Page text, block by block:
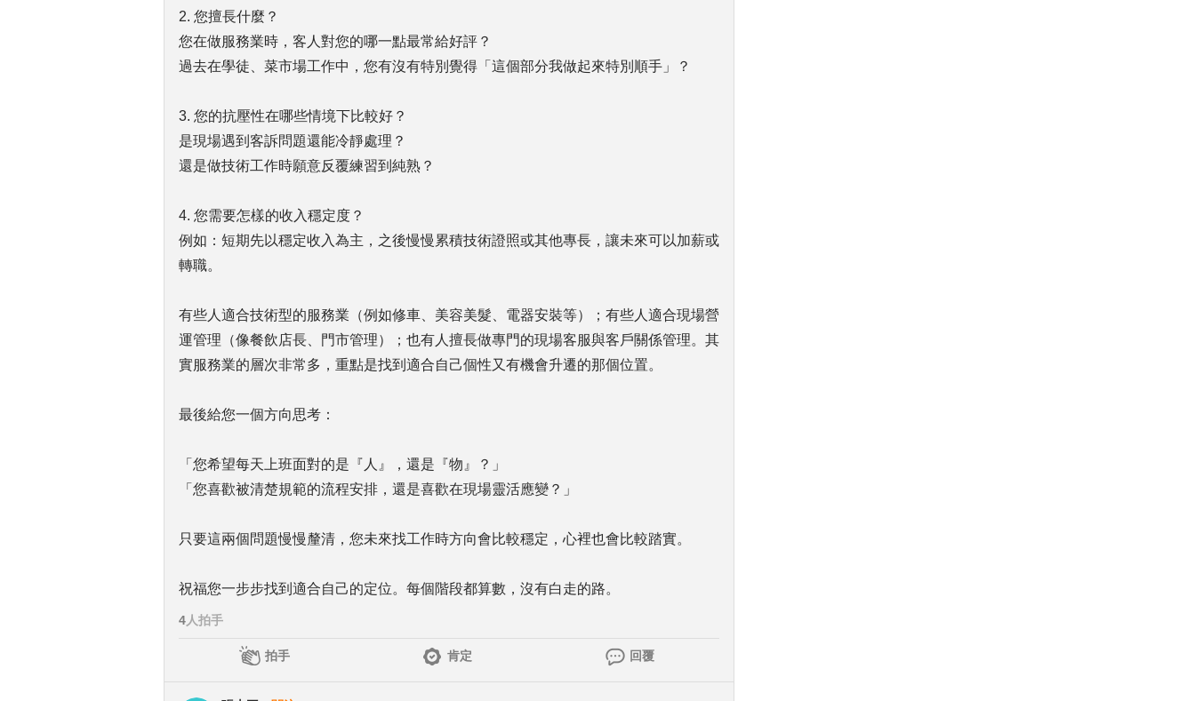
2. 您擅長什麼？
您在做服務業時，客人對您的哪一點最常給好評？
過去在學徒、菜市場工作中，您有沒有特別覺得「這個部分我做起來特別順手」？
3. 您的抗壓性在哪些情境下比較好？
是現場遇到客訴問題還能冷靜處理？
還是做技術工作時願意反覆練習到純熟？
4. 您需要怎樣的收入穩定度？
例如：短期先以穩定收入為主，之後慢慢累積技術證照或其他專長，讓未來可以加薪或
轉職。
有些人適合技術型的服務業（例如修車、美容美髮、電器安裝等）；有些人適合現場營
運管理（像餐飲店長、門市管理）；也有人擅長做專門的現場客服與客戶關係管理。其
實服務業的層次非常多，重點是找到適合自己個性又有機會升遷的那個位置。
最後給您一個方向思考：
「您希望每天上班面對的是『人』，還是『物』？」
「您喜歡被清楚規範的流程安排，還是喜歡在現場靈活應變？」
只要這兩個問題慢慢釐清，您未來找工作時方向會比較穩定，心裡也會比較踏實。
祝福您一步步找到適合自己的定位。每個階段都算數，沒有白走的路。
4人拍手
拍手 肯定 回覆